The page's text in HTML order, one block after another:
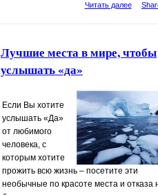
Читать далее
Лучшие места в мире, чтобы
услышать «да»
Если Вы хотите
услышать «Да»
от любимого
человека, с
которым хотите
прожить всю жизнь – посетите эти
необычные по красоте места и отказа